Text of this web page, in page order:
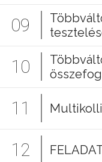
09
10
11
12